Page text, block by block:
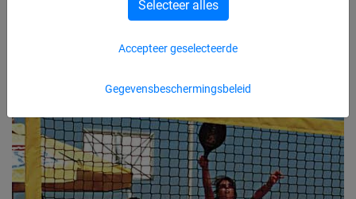
Gegevensbeschermingsbeleid
Accepteer geselecteerde
Selecteer alles